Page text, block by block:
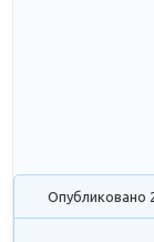
Опубликовано